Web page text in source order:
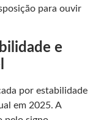
para ouvir
e
por estabilidade
em 2025. A